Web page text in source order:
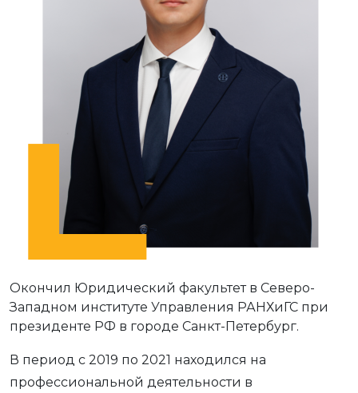
Окончил Юридический факультет в Северо-
Западном институте Управления РАНХиГС при
президенте РФ в городе Санкт-Петербург.
В период с 2019 по 2021 находился на
профессиональной деятельности в